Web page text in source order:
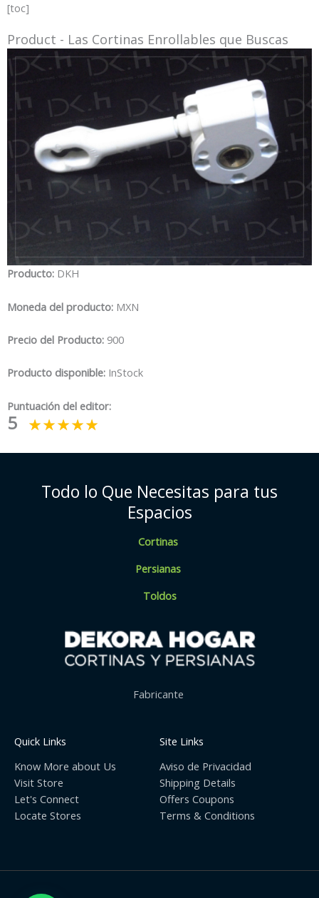
[toc]
Product - Las Cortinas Enrollables que Buscas
Producto: DKH
Moneda del producto: MXN
Precio del Producto: 900
Producto disponible: InStock
Puntuación del editor:
5
Todo lo Que Necesitas para tus
Espacios
Cortinas
Persianas
Toldos
Fabricante
Quick Links
Know More about Us
Visit Store
Let's Connect
Locate Stores
Site Links
Aviso de Privacidad
Shipping Details
Offers Coupons
Terms & Conditions